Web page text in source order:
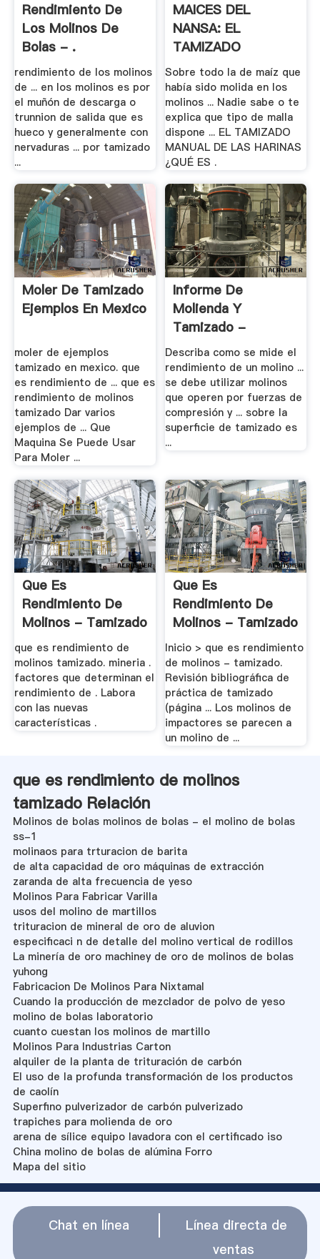
Rendimiento De
Los Molinos De
Bolas - .
rendimiento de los molinos
de ... en los molinos es por
el muñón de descarga o
trunnion de salida que es
hueco y generalmente con
nervaduras ... por tamizado
...
MAICES DEL
NANSA: EL
TAMIZADO
MANUAL DE .
Sobre todo la de maíz que
había sido molida en los
molinos ... Nadie sabe o te
explica que tipo de malla
dispone ... EL TAMIZADO
MANUAL DE LAS HARINAS
¿QUÉ ES .
Moler De Tamizado
Ejemplos En Mexico
moler de ejemplos
tamizado en mexico. que
es rendimiento de ... que es
rendimiento de molinos
tamizado Dar varios
ejemplos de ... Que
Maquina Se Puede Usar
Para Moler ...
Informe De
Molienda Y
Tamizado -
Pt.scribd
Describa como se mide el
rendimiento de un molino ...
se debe utilizar molinos
que operen por fuerzas de
compresión y ... sobre la
superficie de tamizado es
...
Que Es
Rendimiento De
Molinos - Tamizado
- .
que es rendimiento de
molinos tamizado. mineria .
factores que determinan el
rendimiento de . Labora
con las nuevas
características .
Que Es
Rendimiento De
Molinos - Tamizado
Inicio > que es rendimiento
de molinos - tamizado.
Revisión bibliográfica de
práctica de tamizado
(página ... Los molinos de
impactores se parecen a
un molino de ...
que es rendimiento de molinos
tamizado Relación
Molinos de bolas molinos de bolas - el molino de bolas
ss-1
molinaos para trturacion de barita
de alta capacidad de oro máquinas de extracción
zaranda de alta frecuencia de yeso
Molinos Para Fabricar Varilla
usos del molino de martillos
trituracion de mineral de oro de aluvion
especificaci n de detalle del molino vertical de rodillos
La minería de oro machiney de oro de molinos de bolas
yuhong
Fabricacion De Molinos Para Nixtamal
Cuando la producción de mezclador de polvo de yeso
molino de bolas laboratorio
cuanto cuestan los molinos de martillo
Molinos Para Industrias Carton
alquiler de la planta de trituración de carbón
El uso de la profunda transformación de los productos
de caolín
Superfino pulverizador de carbón pulverizado
trapiches para molienda de oro
arena de sílice equipo lavadora con el certificado iso
China molino de bolas de alúmina Forro
Mapa del sitio
Chat en línea
Línea directa de
ventas